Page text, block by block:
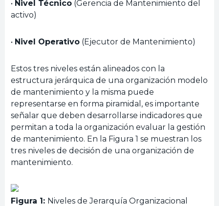
• Nivel Técnico (Gerencia de Mantenimiento del
activo)
• Nivel Operativo (Ejecutor de Mantenimiento)
Estos tres niveles están alineados con la
estructura jerárquica de una organización modelo
de mantenimiento y la misma puede
representarse en forma piramidal, es importante
señalar que deben desarrollarse indicadores que
permitan a toda la organización evaluar la gestión
de mantenimiento. En la Figura 1 se muestran los
tres niveles de decisión de una organización de
mantenimiento.
Figura 1: Niveles de Jerarquía Organizacional